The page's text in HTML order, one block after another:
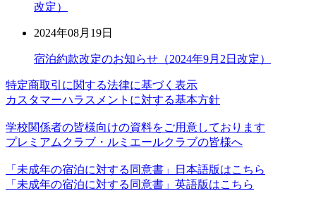
改定）
2024年08月19日
宿泊約款改定のお知らせ（2024年9月2日改定）
特定商取引に関する法律に基づく表示
カスタマーハラスメントに対する基本方針
学校関係者の皆様向けの資料をご用意しております
プレミアムクラブ・ルミエールクラブの皆様へ
「未成年の宿泊に対する同意書」日本語版はこちら
「未成年の宿泊に対する同意書」英語版はこちら